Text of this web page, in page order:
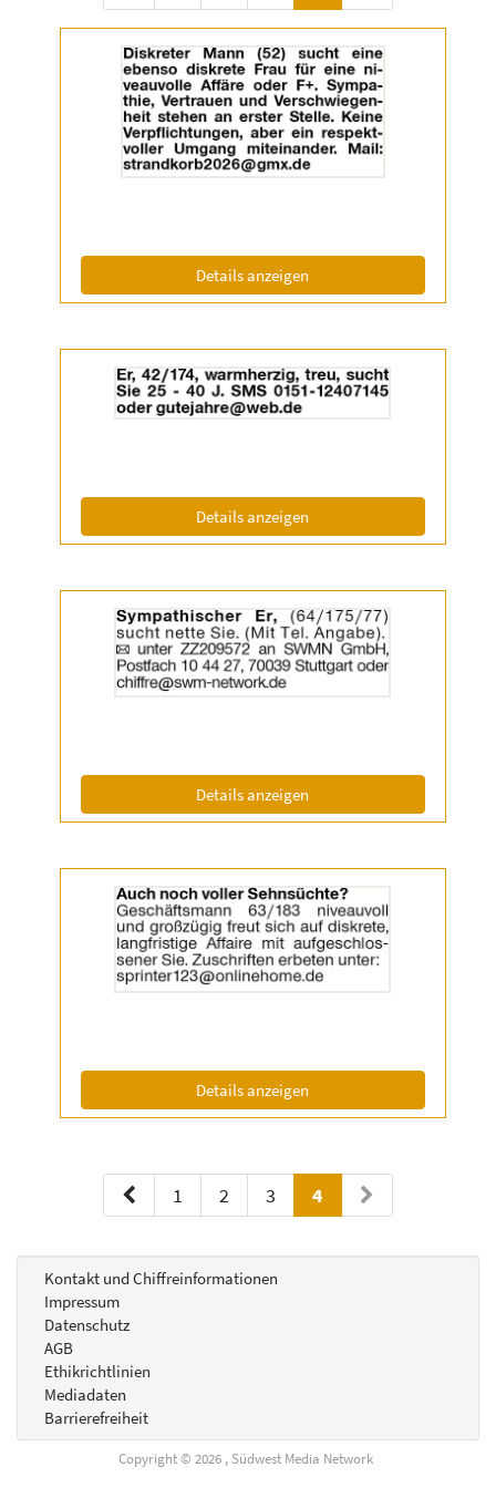
der
Anzeige
2055180
anzeigen
|
Info:
Details anzeigen
der
Anzeige
Info:
Details anzeigen
der
Anzeige
2055455
anzeigen
Details anzeigen
der
Anzeige
2056638
anzeigen
|
Details anzeigen
1 2 3 4
Kontakt und Chiffreinformationen
Impressum
Datenschutz
AGB
Ethikrichtlinien
Mediadaten
Barrierefreiheit
Copyright © 2026 , Südwest Media Network